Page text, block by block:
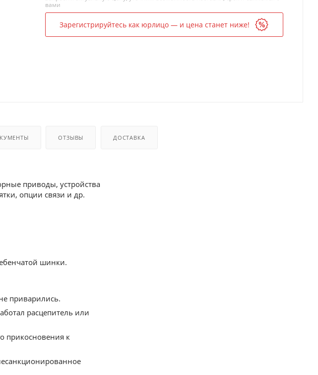
вами
Зарегистрируйтесь как юрлицо — и цена станет ниже!
ОТЗЫВЫ ДОСТАВКА
приводы, устройства
опции связи и др.
шинки.
приварились.
расцепитель или
прикосновения к